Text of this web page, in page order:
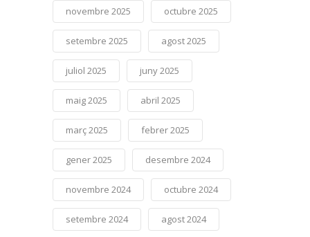
novembre 2025 octubre 2025
setembre 2025 agost 2025
juliol 2025 juny 2025
maig 2025 abril 2025
març 2025 febrer 2025
gener 2025 desembre 2024
novembre 2024 octubre 2024
setembre 2024 agost 2024